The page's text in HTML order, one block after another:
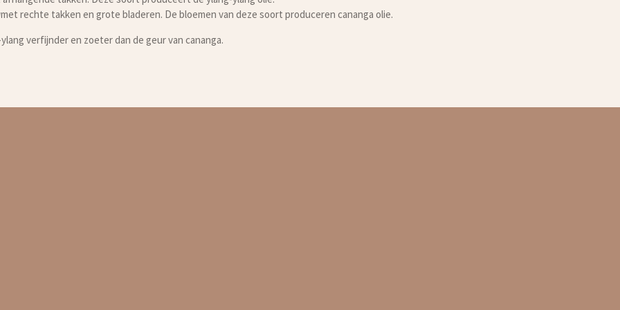
met rechte takken en grote bladeren. De bloemen van deze soort produceren cananga olie.
verfijnder en zoeter dan de geur van cananga.